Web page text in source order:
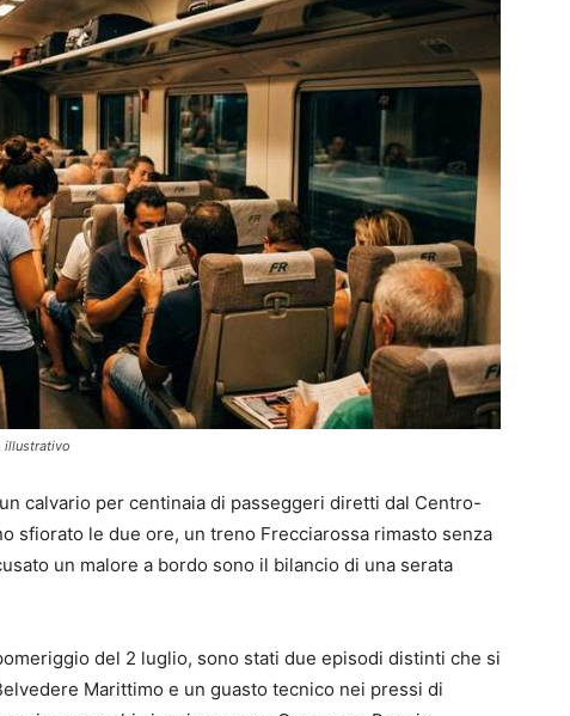
illustrativo
calvario per centinaia di passeggeri diretti dal Centro-
sfiorato le due ore, un treno Frecciarossa rimasto senza
un malore a bordo sono il bilancio di una serata
del 2 luglio, sono stati due episodi distinti che si
Marittimo e un guasto tecnico nei pressi di